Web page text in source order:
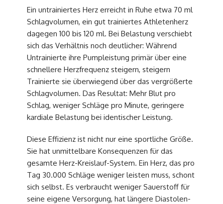
Ein untrainiertes Herz erreicht in Ruhe etwa 70 ml
Schlagvolumen, ein gut trainiertes Athletenherz
dagegen 100 bis 120 ml. Bei Belastung verschiebt
sich das Verhältnis noch deutlicher: Während
Untrainierte ihre Pumpleistung primär über eine
schnellere Herzfrequenz steigern, steigern
Trainierte sie überwiegend über das vergrößerte
Schlagvolumen. Das Resultat: Mehr Blut pro
Schlag, weniger Schläge pro Minute, geringere
kardiale Belastung bei identischer Leistung.
Diese Effizienz ist nicht nur eine sportliche Größe.
Sie hat unmittelbare Konsequenzen für das
gesamte Herz-Kreislauf-System. Ein Herz, das pro
Tag 30.000 Schläge weniger leisten muss, schont
sich selbst. Es verbraucht weniger Sauerstoff für
seine eigene Versorgung, hat längere Diastolen-